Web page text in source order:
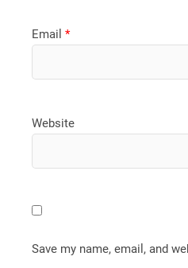
Email*
Website
Save my name, email, and